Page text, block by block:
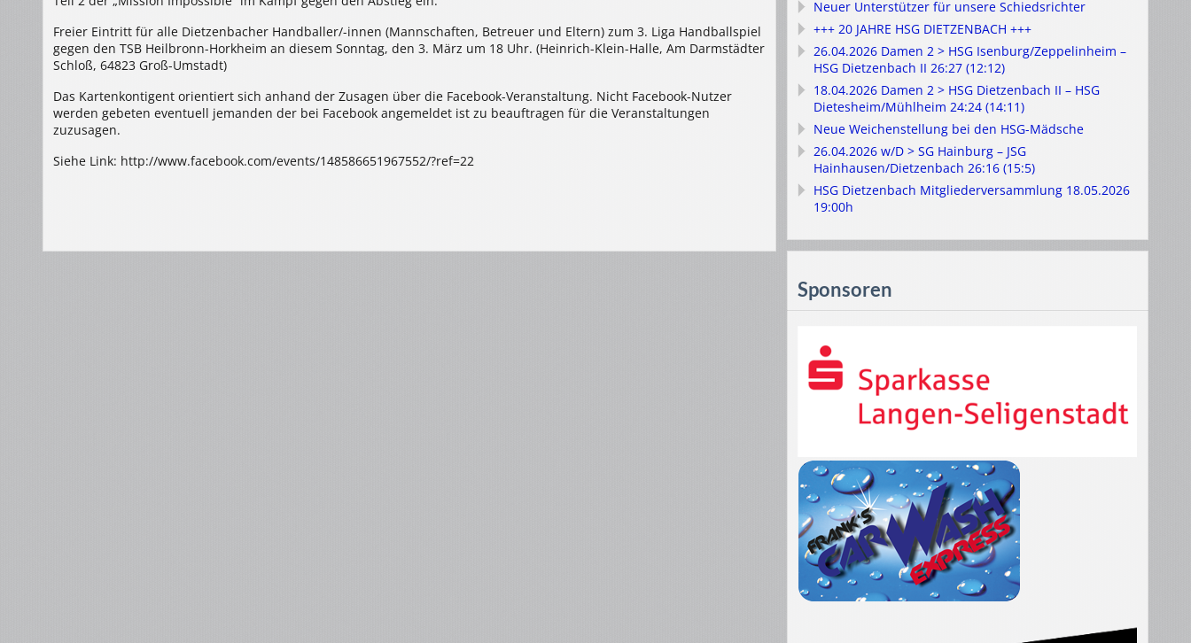
Freier Eintritt für alle Dietzenbacher Handballer/-innen (Mannschaften, Betreuer und Eltern) zum 3. Liga Handballspiel
gegen den TSB Heilbronn-Horkheim an diesem Sonntag, den 3. März um 18 Uhr. (Heinrich-Klein-Halle, Am Darmstädter
Schloß, 64823 Groß-Umstadt)
Das Kartenkontigent orientiert sich anhand der Zusagen über die Facebook-Veranstaltung. Nicht Facebook-Nutzer
werden gebeten eventuell jemanden der bei Facebook angemeldet ist zu beauftragen für die Veranstaltungen
zuzusagen.
Siehe Link: http://www.facebook.com/events/148586651967552/?ref=22
Neuer Unterstützer für unsere Schiedsrichter
+++ 20 JAHRE HSG DIETZENBACH +++
26.04.2026 Damen 2 > HSG Isenburg/Zeppelinheim –
HSG Dietzenbach II 26:27 (12:12)
18.04.2026 Damen 2 > HSG Dietzenbach II – HSG
Dietesheim/Mühlheim 24:24 (14:11)
Neue Weichenstellung bei den HSG-Mädsche
26.04.2026 w/D > SG Hainburg – JSG
Hainhausen/Dietzenbach 26:16 (15:5)
HSG Dietzenbach Mitgliederversammlung 18.05.2026
19:00h
Sponsoren